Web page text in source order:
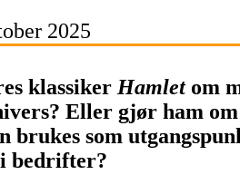
2025
klassiker Hamletom
Eller gjør ham
brukes som
bedrifter?